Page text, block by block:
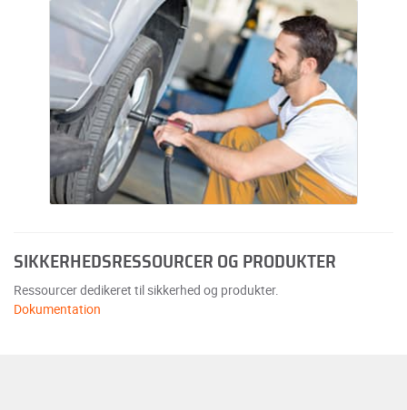
SIKKERHEDSRESSOURCER OG PRODUKTER
Ressourcer dedikeret til sikkerhed og produkter.
Dokumentation